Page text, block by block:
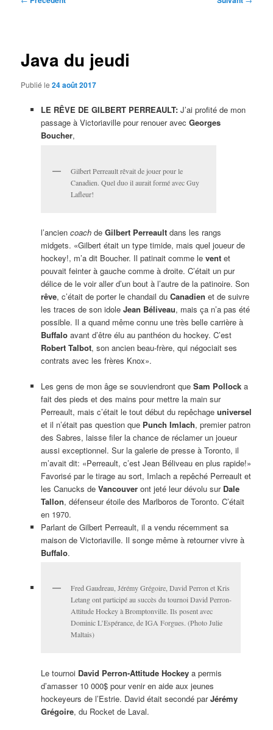
Java du jeudi
Publié le24 août 2017
LE RÊVE DE GILBERT PERREAULT: J’ai profité de mon
passage à Victoriaville pour renouer avec Georges
Boucher,
Gilbert Perreault rêvait de jouer pour le
Canadien. Quel duo il aurait formé avec Guy
Lafleur!
l’ancien coachde Gilbert Perreaultdans les rangs
midgets. «Gilbert était un type timide, mais quel joueur de
hockey!, m’a dit Boucher. Il patinait comme le ventet
pouvait feinter à gauche comme à droite. C’était un pur
délice de le voir aller d’un bout à l’autre de la patinoire. Son
rêve, c’était de porter le chandail du Canadien et de suivre
les traces de son idole Jean Béliveau, mais ça n’a pas été
possible. Il a quand même connu une très belle carrière à
Buffaloavant d’être élu au panthéon du hockey. C’est
Robert Talbot, son ancien beau-frère, qui négociait ses
contrats avec les frères Knox».
Les gens de mon âge se souviendront que Sam Pollocka
fait des pieds et des mains pour mettre la main sur
Perreault, mais c’était le tout début du repêchage universel
et il n’était pas question que Punch Imlach, premier patron
des Sabres, laisse filer la chance de réclamer un joueur
aussi exceptionnel. Sur la galerie de presse à Toronto, il
m’avait dit: «Perreault, c’est Jean Béliveau en plus rapide!»
Favorisé par le tirage au sort, Imlach a repêché Perreault et
les Canucks de Vancouveront jeté leur dévolu sur Dale
Tallon, défenseur étoile des Marlboros de Toronto. C’était
en 1970.
Parlant de Gilbert Perreault, il a vendu récemment sa
maison de Victoriaville. Il songe même à retourner vivre à
Buffalo.
Fred Gaudreau, Jérémy Grégoire, David Perron et Kris
Letang ont participé au succès du tournoi David Perron-
Attitude Hockey à Bromptonville. Ils posent avec
Dominic L’Espérance, de IGA Forgues. (Photo Julie
Maltais)
Le tournoi David Perron-Attitude Hockey a permis
d’amasser 10 000$ pour venir en aide aux jeunes
hockeyeurs de l’Estrie. David était secondé parJérémy
Grégoire, du Rocket de Laval.